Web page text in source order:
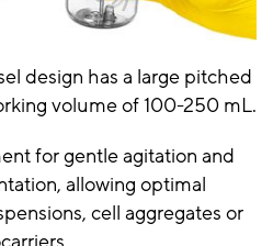
design has a large pitched
volume of 100-250 mL.
for gentle agitation and
allowing optimal
cell aggregates or